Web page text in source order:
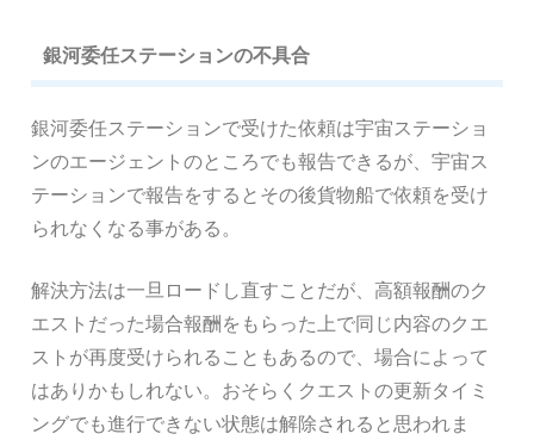
銀河委任ステーションの不具合
銀河委任ステーションで受けた依頼は宇宙ステーショ
ンのエージェントのところでも報告できるが、宇宙ス
テーションで報告をするとその後貨物船で依頼を受け
られなくなる事がある。
解決方法は一旦ロードし直すことだが、高額報酬のク
エストだった場合報酬をもらった上で同じ内容のクエ
ストが再度受けられることもあるので、場合によって
はありかもしれない。おそらくクエストの更新タイミ
ングでも進行できない状態は解除されると思われま